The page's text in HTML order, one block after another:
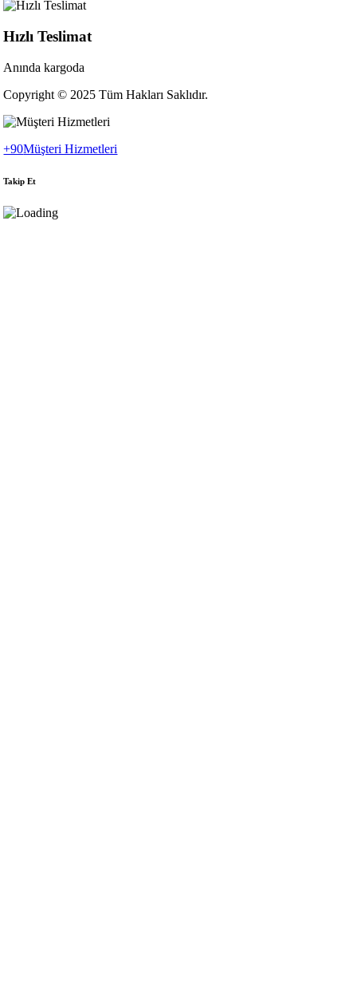
Hızlı Teslimat
Anında kargoda
Copyright © 2025 Tüm Hakları Saklıdır.
+90Müşteri Hizmetleri
Takip Et